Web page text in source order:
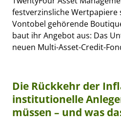
festverzinsliche Wertpapiere
Vontobel gehörende
baut ihr Angebot aus: Das
neuen Multi-Asset-Credit-
Die Rückkehr der
institutionelle
müssen – und was